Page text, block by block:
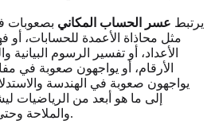
يرتبط عسر الحساب المكاني بصعوبات
مثل محاذاة الأعمدة للحسابات، أو
الأعداد، أو تفسير الرسوم
الأرقام، أو يواجهون صعوبة في
يواجهون صعوبة في الهندسة
إلى ما هو أبعد من الرياضيات
والملاحة وحتى التمييز بين اليمين واليسار.